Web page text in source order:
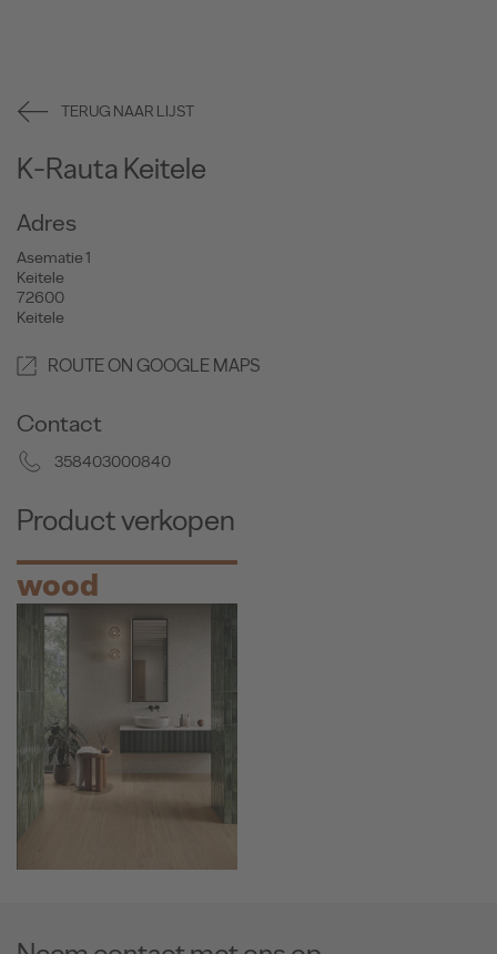
TERUG NAAR LIJST
K-Rauta Keitele
Adres
Asematie 1
Keitele
72600
Keitele
ROUTE ON GOOGLE MAPS
Contact
358403000840
Product verkopen
wood